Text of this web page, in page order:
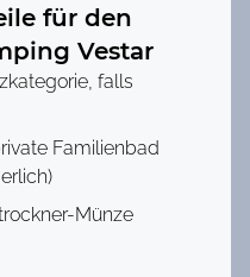
für den
Vestar
falls
Familienbad
Münze